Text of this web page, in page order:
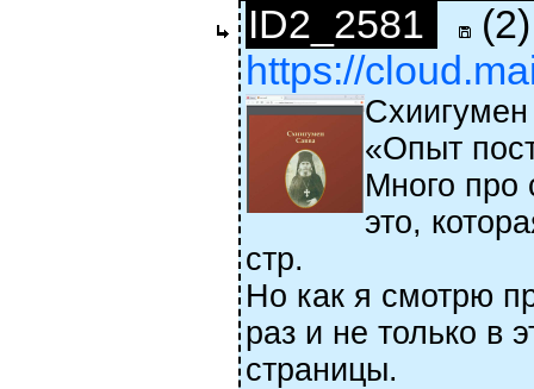
ID2_2581
(2)
https://
«Опыт
Много про
это,
стр.
Но как я смотрю
раз и не только в
страницы.